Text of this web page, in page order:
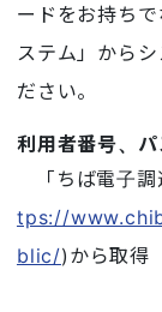
ードをお持ち
ステム」から
ださい。
利用者番号、
「ちば電子
tps://
blic/)から取得